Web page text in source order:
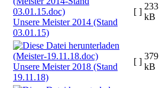
Unsere Meister 2014 (Stand
03.01.15)
[ ]
233
kB
Unsere Meister 2018 (Stand
19.11.18)
[ ]
379
kB